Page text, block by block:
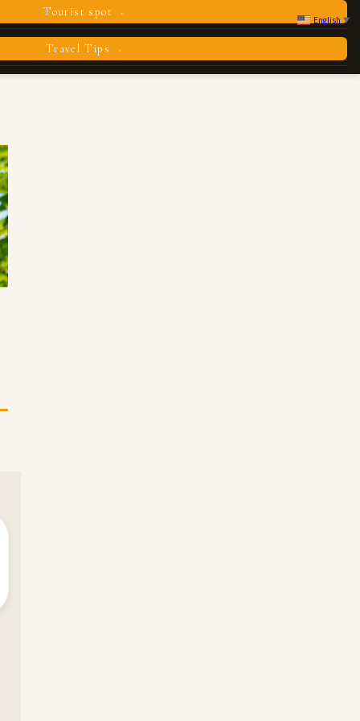
English ▼
Tourist spot ›
Travel Tips ›